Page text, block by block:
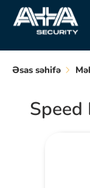
Əsas səhifə
Speed